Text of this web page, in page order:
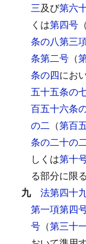
三及び第六
くは第四号 （
条の八第三
条第二号 （
条の四にお
五十五条の
百五十六条
の二 （第百
条の二十の
しくは第十
る部分に限
九 法第四十
第一項第四
号 （第三十